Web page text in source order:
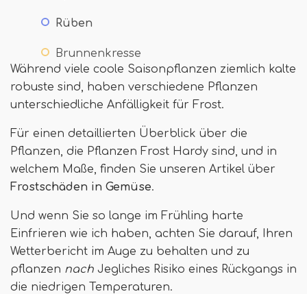
Rüben
Brunnenkresse
Während viele coole Saisonpflanzen ziemlich kalte
robuste sind, haben verschiedene Pflanzen
unterschiedliche Anfälligkeit für Frost.
Für einen detaillierten Überblick über die
Pflanzen, die Pflanzen Frost Hardy sind, und in
welchem ​​Maße, finden Sie unseren Artikel über
Frostschäden in Gemüse.
Und wenn Sie so lange im Frühling harte
Einfrieren wie ich haben, achten Sie darauf, Ihren
Wetterbericht im Auge zu behalten und zu
pflanzen nach Jegliches Risiko eines Rückgangs in
die niedrigen Temperaturen.